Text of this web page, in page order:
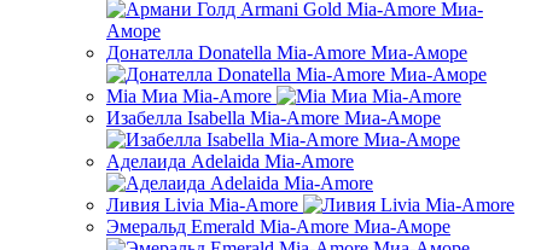
Донателла Donatella Mia-Amore Миа-Аморе
Mia Миа Mia-Amore
Изабелла Isabella Mia-Amore Миа-Аморе
Аделаида Adelaida Mia-Amore
Ливия Livia Mia-Amore
Эмеральд Emerald Mia-Amore Миа-Аморе